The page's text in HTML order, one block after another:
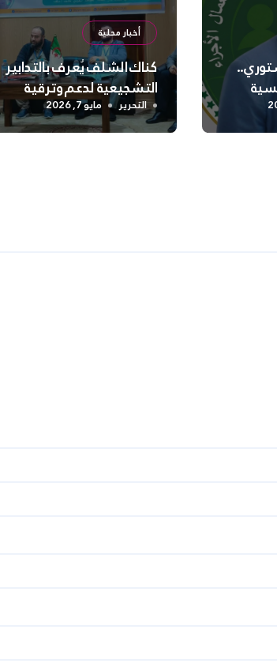
بالشلف
أخبار محلية
كناك الشلف يُعرف بالتدابير
التشجيعية لدعم وترقية
التشغيل
التحرير مايو 7, 2026